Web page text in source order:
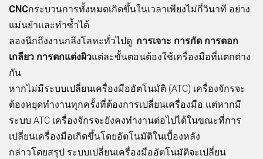
CNCกระบวนการทั้งหมดเกิดขึ้นในเวลาเพียงไม่กี่วินาที อย่าง
แม่นยำและทำซ้ำได้
ลองนึกถึงงานกลึงโลหะทั่วไปดู: การเจาะ การกัด การตอก
เกลียว การตกแต่งผิวแต่ละขั้นตอนต้องใช้เครื่องมือที่แตกต่าง
กัน
หากไม่มีระบบเปลี่ยนเครื่องมืออัตโนมัติ (ATC) เครื่องจักรจะ
ต้องหยุดทำงานทุกครั้งที่ต้องการเปลี่ยนเครื่องมือ แต่หากมี
ระบบ ATC เครื่องจักรจะยังคงทำงานต่อไปได้ในขณะที่การ
เปลี่ยนเครื่องมือเกิดขึ้นโดยอัตโนมัติในเบื้องหลัง
กล่าวโดยสรุป ระบบเปลี่ยนเครื่องมืออัตโนมัติจะเปลี่ยน